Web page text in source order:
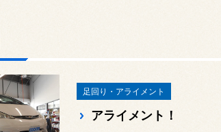
足回り・アライメント
アライメント！